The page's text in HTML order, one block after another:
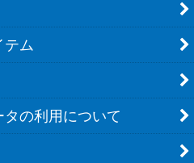
テム
の利用について